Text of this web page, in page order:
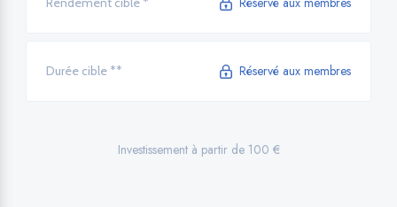
Durée cible ** Réservé aux membres
Investissement à partir de 100 €